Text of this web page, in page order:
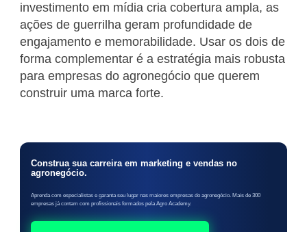
investimento em mídia cria cobertura ampla, as
ações de guerrilha geram profundidade de
engajamento e memorabilidade. Usar os dois de
forma complementar é a estratégia mais robusta
para empresas do agronegócio que querem
construir uma marca forte.
Construa sua carreira em marketing e vendas no
agronegócio.
Aprenda com especialistas e garanta seu lugar nas maiores empresas do agronegócio. Mais de 300
empresas já contam com profissionais formados pela Agro Academy.